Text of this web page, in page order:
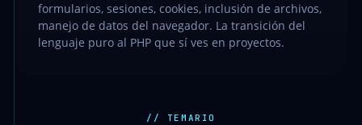
formularios, sesiones, cookies, inclusión de archivos,
manejo de datos del navegador. La transición del
lenguaje puro al PHP que sí ves en proyectos.
// TEMARIO